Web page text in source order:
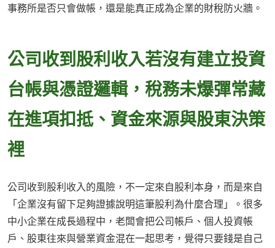
事務所是否只會做帳，還是能真正成為企業的財稅防火牆。
公司收到股利收入若沒有建立投資
台帳與憑證邏輯，稅務未爆彈常藏
在進項扣抵、資金來源與股東決策
裡
公司收到股利收入的風險，不一定來自股利本身，而是來自
「企業沒有留下足夠證據說明這筆股利為什麼合理」。很多
中小企業在成長過程中，老闆會把公司帳戶、個人投資帳
戶、股東往來與營業資金混在一起思考，覺得只要錢是自己